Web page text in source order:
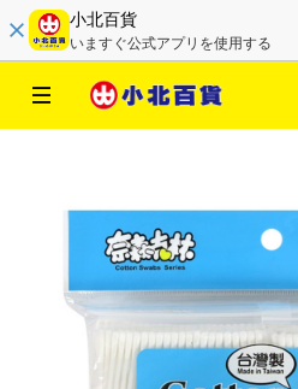
小北百貨
いますぐ公式アプリを使用する